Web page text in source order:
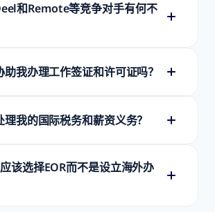
和Remote等竞争对手有何不
助我办理工作签证和许可证吗？
理我的国际税务和薪资义务？
该选择EOR而不是设立海外办